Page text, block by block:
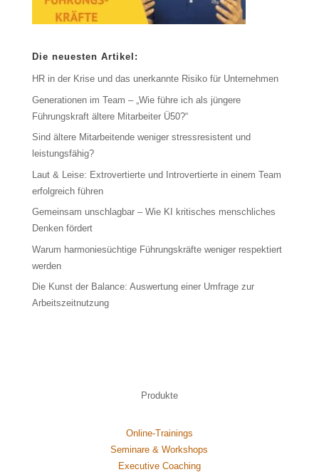
Die neuesten Artikel:
HR in der Krise und das unerkannte Risiko für Unternehmen
Generationen im Team – „Wie führe ich als jüngere
Führungskraft ältere Mitarbeiter Ü50?“
Sind ältere Mitarbeitende weniger stressresistent und
leistungsfähig?
Laut & Leise: Extrovertierte und Introvertierte in einem Team
erfolgreich führen
Gemeinsam unschlagbar – Wie KI kritisches menschliches
Denken fördert
Warum harmoniesüchtige Führungskräfte weniger respektiert
werden
Die Kunst der Balance: Auswertung einer Umfrage zur
Arbeitszeitnutzung
Produkte
Online-Trainings
Seminare & Workshops
Executive Coaching